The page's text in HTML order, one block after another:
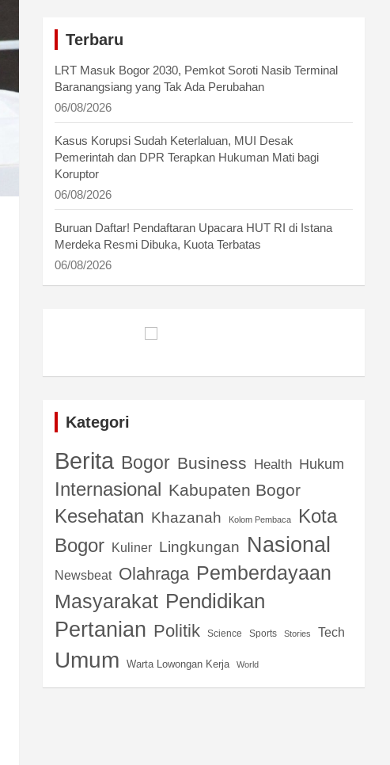
Terbaru
LRT Masuk Bogor 2030, Pemkot Soroti Nasib Terminal
Baranangsiang yang Tak Ada Perubahan
06/08/2026
Kasus Korupsi Sudah Keterlaluan, MUI Desak
Pemerintah dan DPR Terapkan Hukuman Mati bagi
Koruptor
06/08/2026
Buruan Daftar! Pendaftaran Upacara HUT RI di Istana
Merdeka Resmi Dibuka, Kuota Terbatas
06/08/2026
Kategori
Berita Bogor Business Health Hukum
Internasional Kabupaten Bogor
Kesehatan Khazanah Kolom Pembaca
Kota
Bogor
Kuliner Lingkungan Nasional
Newsbeat Olahraga Pemberdayaan
Masyarakat Pendidikan
Pertanian Politik Science Sports Stories Tech
Umum Warta Lowongan Kerja World